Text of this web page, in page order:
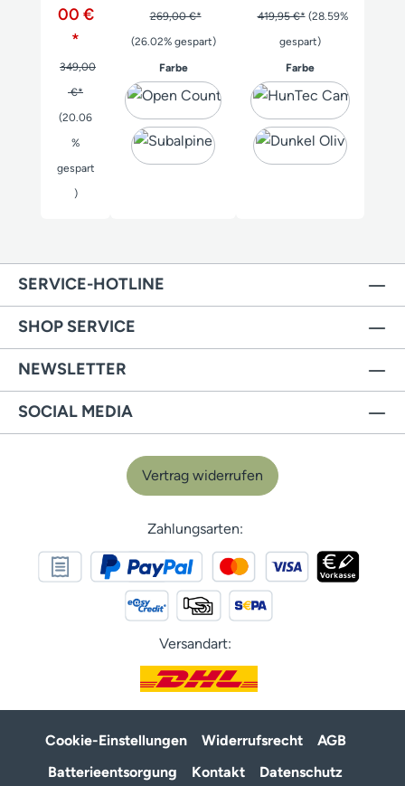
00 €
*
349,00
€*
(20.06
%
gespart
)
269,00 €*
(26.02% gespart)
Farbeauswählen
419,95 €* (28.59%
gespart)
Farbeauswählen
SERVICE-HOTLINE
SHOP SERVICE
NEWSLETTER
SOCIAL MEDIA
Vertrag widerrufen
Zahlungsarten:
Versandart:
Cookie-Einstellungen Widerrufsrecht
AGB
Batterieentsorgung
Kontakt Datenschutz